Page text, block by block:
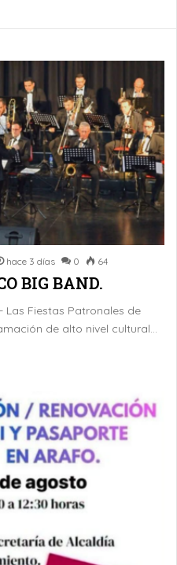
hace 3 días 0 64
BIG BAND.
Fiestas Patronales de
de alto nivel cultural…